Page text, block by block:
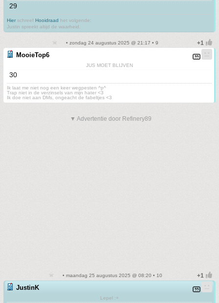
29
Hier schreef Hooidraad het volgende:
Justin spreekt altijd de waarheid.
• zondag 24 augustus 2025 @ 21:17 • 9
MooieTop6
JUS MOET BLIJVEN
30
Ik laat me niet nog een keer wegpesten ^p^
Trap niet in de verzinsels van mijn hater <3
Ik doe niet aan DMs, ongeacht de fabeltjes <3
▼ Advertentie door Refinery89
• maandag 25 augustus 2025 @ 08:20 • 10
JustinK
Lepel :+